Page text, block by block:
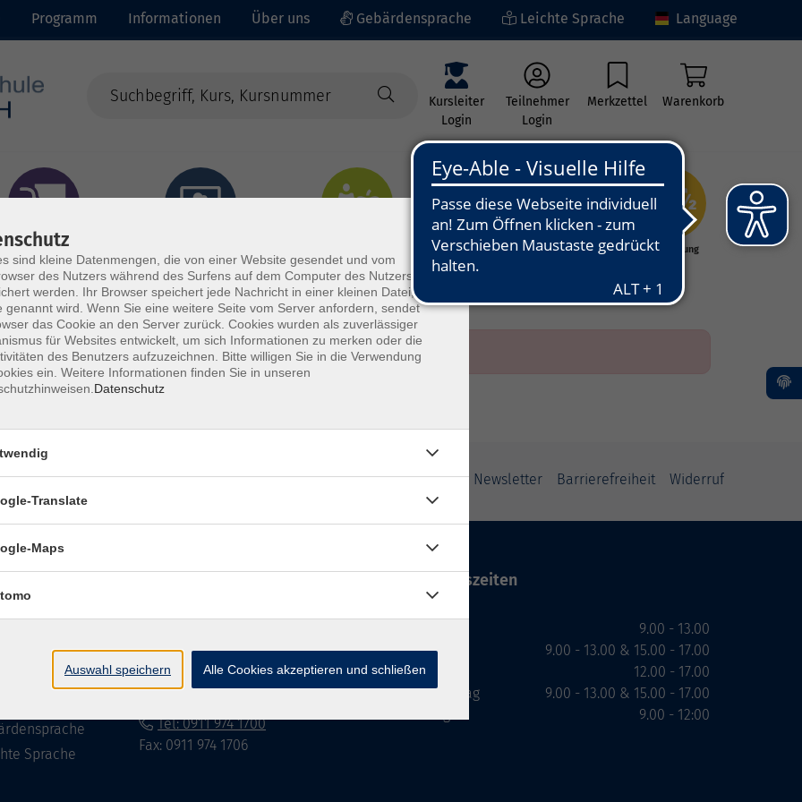
Programm Informationen Über uns Gebärdensprache Leichte Sprache Language
Kursleiter
Login
Teilnehmer
Login
Merkzettel Warenkorb
- Integration
Kunst - Kultur -
Grundbildung
Impressum Datenschutzerklärung AGB Newsletter Barrierefreiheit Widerruf
Sprache
90762 Fürth
info@vhs-fuerth.de
Tel: 0911 974 1700
Fax: 0911 974 1706
Öffnungszeiten
Dienstag
Mittwoch
Donnerstag
9.00 - 13.00
9.00 - 13.00 & 15.00 - 17.00
12.00 - 17.00
9.00 - 13.00 & 15.00 - 17.00
9.00 - 12:00
sind kleine Datenmengen, die von einer Website gesendet und vom
des Nutzers während des Surfens auf dem Computer des Nutzers
werden. Ihr Browser speichert jede Nachricht in einer kleinen Datei, die
genannt wird. Wenn Sie eine weitere Seite vom Server anfordern, sendet
das Cookie an den Server zurück. Cookies wurden als zuverlässiger
für Websites entwickelt, um sich Informationen zu merken oder die
des Benutzers aufzuzeichnen. Bitte willigen Sie in die Verwendung
ein. Weitere Informationen finden Sie in unseren
Datenschutz
×
Translate
Maps
Auswahl speichern Alle Cookies akzeptieren und schließen